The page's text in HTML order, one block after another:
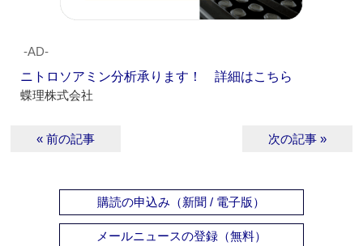
‐AD‐
ニトロソアミン分析承ります！ 詳細はこちら
蝶理株式会社
« 前の記事 次の記事 »
購読の申込み（新聞 / 電子版）
メールニュースの登録（無料）